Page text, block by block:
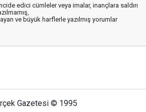
edici cümleler veya imalar, inançlara saldırı
ve büyük harflerle yazılmış yorumlar
Gazetesi © 1995